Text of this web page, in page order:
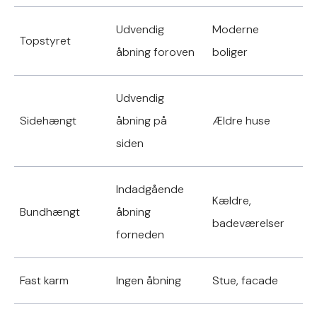
Topstyret
Udvendig
åbning foroven
Moderne
boliger
Sidehængt
Udvendig
åbning på
siden
Ældre huse
Bundhængt
Indadgående
åbning
forneden
Kældre,
badeværelser
Fast karm Ingen åbning Stue, facade